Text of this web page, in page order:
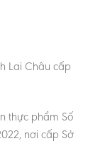
Lai Châu cấp
thực phẩm Số
nơi cấp Sở